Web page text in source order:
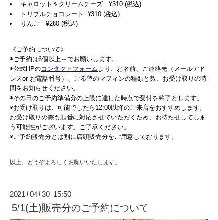
キャロット＆クリームチーズ ¥310 (税込)
トリプルチョコレート ¥310 (税込)
りんご ¥280 (税込)
《ご予約について》
◉ご予約は6個以上～でお願いします。
◉公式HPのコンタクトフォームより、お名前、ご連絡先（メールアド
レスor お電話番号）、ご希望のマフィンの種類と数、お受け取りの時
間をお知らせください。
◉その日のご予約準備分の上限に達した時点で受付を終了とします。
◉お受け取りは、可能でしたら12:00以降のご来店をおすすめします。
お受け取りの際も順番に対応させていただくため、お待たせしてしま
う可能性がございます。ご了承ください。
◉ご予約販売分とは別に店頭販売分をご用意しております。
以上、どうぞよろしくお願いいたします。
2021 /04 /30 15:50
5/1(土)販売分のご予約について